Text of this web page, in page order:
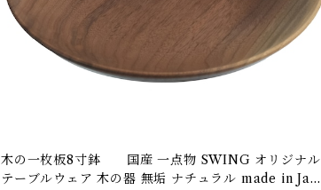
木の一枚板8寸鉢 国産 一点物 SWING オリジナル
テーブルウェア 木の器 無垢 ナチュラル made in Japa